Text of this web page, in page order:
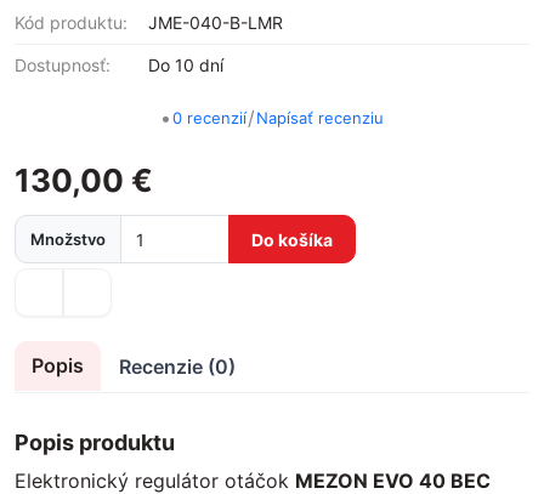
Kód produktu: JME-040-B-LMR
Dostupnosť: Do 10 dní
•0 recenzií/Napísať recenziu
130,00 €
Množstvo Do košíka
Popis Recenzie (0)
Popis produktu
Elektronický regulátor otáčok MEZON EVO 40 BEC